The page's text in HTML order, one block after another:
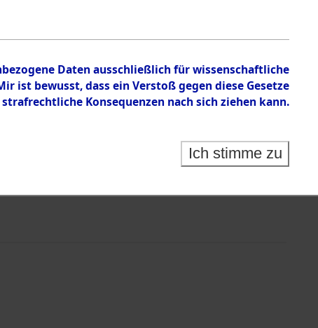
Daten ausschließlich für wissenschaftliche
ist bewusst, dass ein Verstoß gegen diese Gesetze
Konsequenzen nach sich ziehen kann.
Ich stimme zu